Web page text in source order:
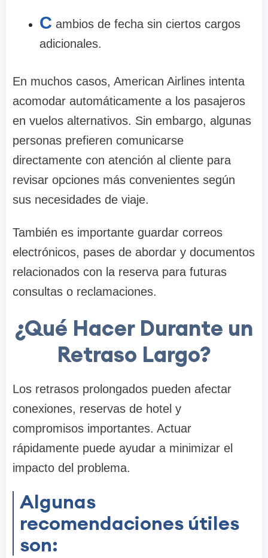
C ambios de fecha sin ciertos cargos
adicionales.
En muchos casos, American Airlines intenta
acomodar automáticamente a los pasajeros
en vuelos alternativos. Sin embargo, algunas
personas prefieren comunicarse
directamente con atención al cliente para
revisar opciones más convenientes según
sus necesidades de viaje.
También es importante guardar correos
electrónicos, pases de abordar y documentos
relacionados con la reserva para futuras
consultas o reclamaciones.
¿Qué Hacer Durante un
Retraso Largo?
Los retrasos prolongados pueden afectar
conexiones, reservas de hotel y
compromisos importantes. Actuar
rápidamente puede ayudar a minimizar el
impacto del problema.
Algunas
recomendaciones útiles
son: